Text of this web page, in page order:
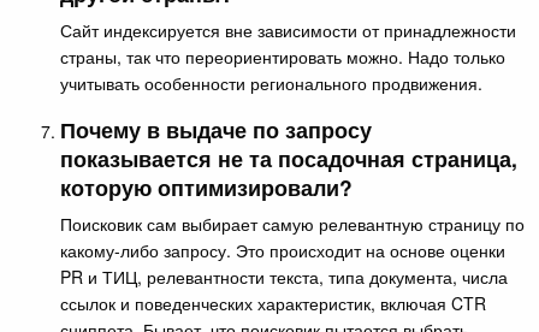
Сайт индексируется вне зависимости от принадлежности
страны, так что переориентировать можно. Надо только
учитывать особенности регионального продвижения.
Почему в выдаче по запросу
показывается не та посадочная страница,
которую оптимизировали?
Поисковик сам выбирает самую релевантную страницу по
какому-либо запросу. Это происходит на основе оценки
PR и ТИЦ, релевантности текста, типа документа, числа
ссылок и поведенческих характеристик, включая CTR